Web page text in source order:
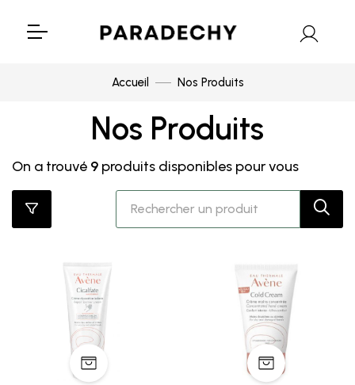
Accueil Nos Produits
Nos Produits
On a trouvé 9 produits disponibles pour vous